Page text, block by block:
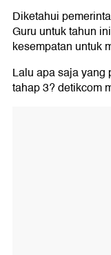
Diketahui
Guru untuk tahun
kesempatan untuk
Lalu apa saja
tahap 3? detikcom